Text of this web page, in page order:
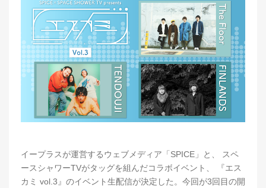
イープラスが運営するウェブメディア「SPICE」と、 スペ
ースシャワーTVがタッグを組んだコラボイベント、 『エス
カミ vol.3』のイベント生配信が決定した。今回が3回目の開